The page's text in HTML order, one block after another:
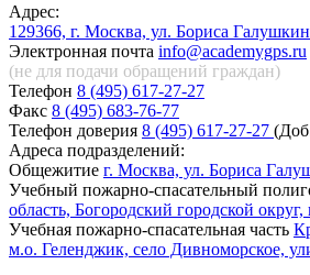
Адрес:
129366, г. Москва, ул. Бориса
Электронная почта info@academygps.ru
(не для подачи обращений граждан)
Телефон 8 (495) 617-27-27
Факс 8 (495) 683-76-77
Телефон доверия 8 (495) 617-27-27
Адреса подразделений:
Общежитие г. Москва, ул. Бориса
Учебный пожарно-спасательный
область, Богородский городской
Учебная пожарно-спасательная часть
м.о. Геленджик, село Дивноморское,